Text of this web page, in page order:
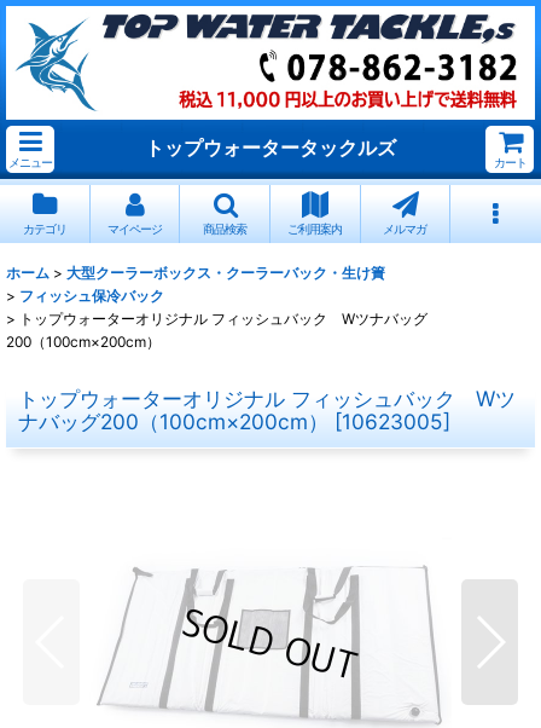
メニュー
トップウォータータックルズ
カート
カテゴリ マイページ 商品検索 ご利用案内 メルマガ
ホーム > 大型クーラーボックス・クーラーバック・生け簀
> フィッシュ保冷バック
> トップウォーターオリジナル フィッシュバック Wツナバッグ
200（100cm×200cm）
トップウォーターオリジナル フィッシュバック Wツ
ナバッグ200（100cm×200cm）
[10623005]